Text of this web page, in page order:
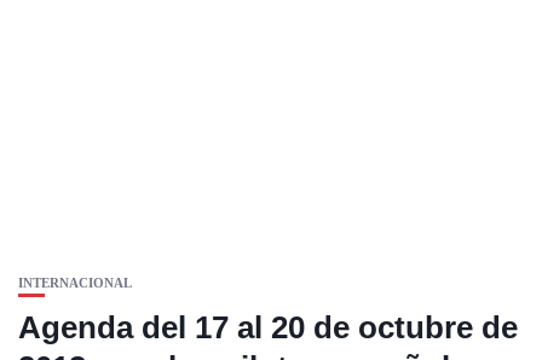
INTERNACIONAL
Agenda del 17 al 20 de octubre de